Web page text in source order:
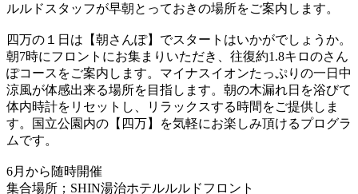
ルルドスタッフが早朝とっておきの場所をご案内します。
四万の１日は【朝さんぽ】でスタートはいかがでしょうか。
朝7時にフロントにお集まりいただき、往復約1.8キロのさん
ぽコースをご案内します。マイナスイオンたっぷりの一日中
涼風が体感出来る場所を目指します。朝の木漏れ日を浴びて
体内時計をリセットし、リラックスする時間をご提供しま
す。国立公園内の【四万】を気軽にお楽しみ頂けるプログラ
ムです。
6月から随時開催
集合場所；SHIN湯治ホテルルルドフロント